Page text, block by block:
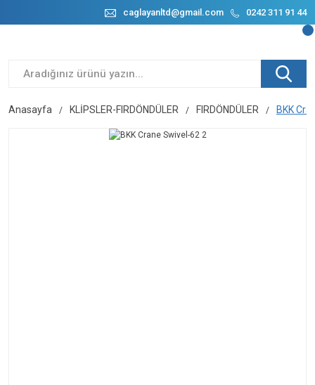
caglayanltd@gmail.com 0242 311 91 44
Anasayfa KLİPSLER-FIRDÖNDÜLER FIRDÖNDÜLER BKK